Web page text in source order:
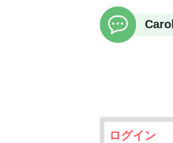
ログイン